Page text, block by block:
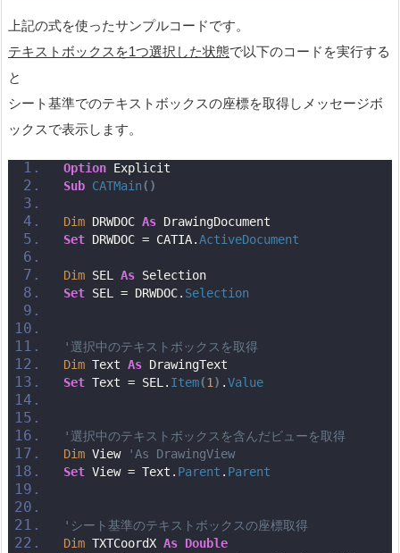
上記の式を使ったサンプルコードです。
テキストボックスを1つ選択した状態で以下のコードを実行する
と
シート基準でのテキストボックスの座標を取得しメッセージボ
ックスで表示します。
Option Explicit
Sub CATMain()
Dim DRWDOC As DrawingDocument
Set DRWDOC = CATIA.ActiveDocument
Dim SEL As Selection
Set SEL = DRWDOC. Selection
'選択中のテキストボックスを取得
Dim Text As DrawingText
Set Text = SEL. Item(1 ) .Value
'選択中のテキストボックスを含んだビューを取得
Dim View
'As DrawingView
Set View = Text. Parent . Parent
'シート基準のテキストボックスの座標取得
Dim TXTCoordX As Double